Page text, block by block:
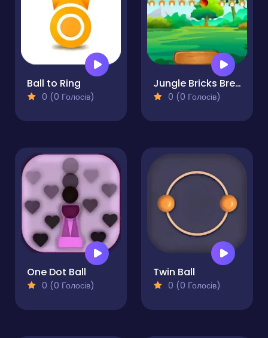
Ball to Ring
0 (0 Голосів)
Jungle Bricks Breaker
0 (0 Голосів)
One Dot Ball
0 (0 Голосів)
Twin Ball
0 (0 Голосів)